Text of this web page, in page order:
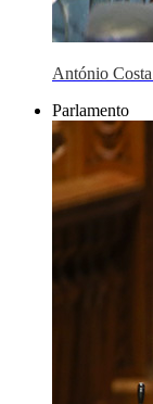
António
Parlamento